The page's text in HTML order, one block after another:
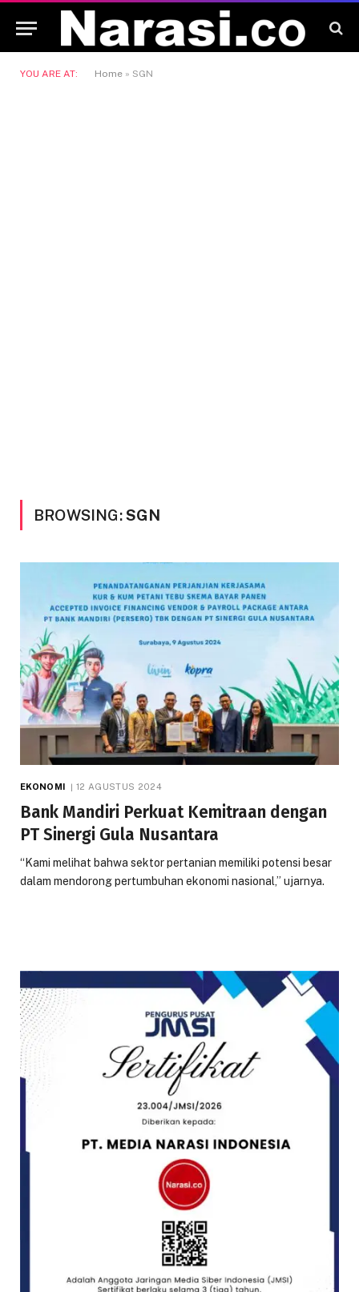
YOU ARE AT: Home » SGN
BROWSING:SGN
EKONOMI 12 AGUSTUS 2024
Bank Mandiri Perkuat Kemitraan dengan
PT Sinergi Gula Nusantara
“Kami melihat bahwa sektor pertanian memiliki potensi besar
dalam mendorong pertumbuhan ekonomi nasional,” ujarnya.